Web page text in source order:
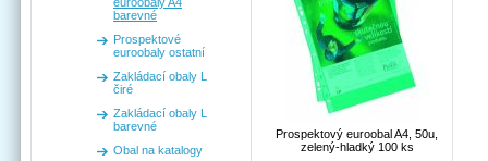
barevné
Prospektové
euroobaly ostatní
Zakládací obaly L
čiré
Zakládací obaly L
barevné
Obal na katalogy
Prospektový euroobal A4, 50u,
zelený-hladký 100 ks